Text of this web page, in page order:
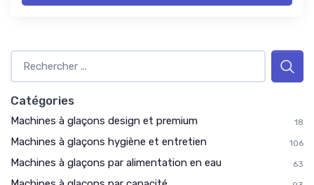
Catégories
Machines à glaçons design et premium 18
Machines à glaçons hygiène et entretien 106
Machines à glaçons par alimentation en eau 63